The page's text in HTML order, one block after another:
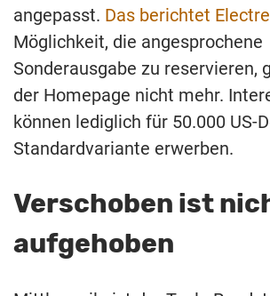
angepasst. Das berichtet
Möglichkeit, die angesprochene
Sonderausgabe zu reservieren,
der Homepage nicht mehr.
können lediglich für 50.000 US-
Standardvariante erwerben.
Verschoben ist
aufgehoben